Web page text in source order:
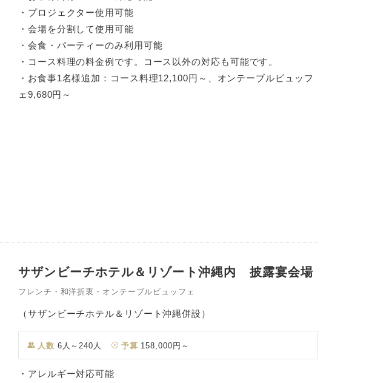
・プロジェクター使用可能
・会場を分割して使用可能
・会食・パーティーのみ利用可能
・コース料理の料金例です。コース以外の対応も可能です。
・お食事1名様追加：コース料理12,100円～、オンテーブルビュッフ
ェ9,680円～
サザンビーチホテル＆リゾート沖縄内 披露宴会場
フレンチ・和洋折衷・オンテーブルビュッフェ
（サザンビーチホテル＆リゾート沖縄併設）
人数 6人～240人 予算 158,000円～
・アレルギー対応可能